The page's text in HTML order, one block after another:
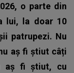
o parte din
lui, la doar 10
patrupezi. Nu
aș fi știut câți
aș fi știut, cu